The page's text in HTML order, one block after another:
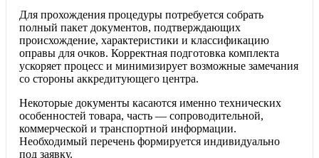
Для прохождения процедуры потребуется собрать
полный пакет документов, подтверждающих
происхождение, характеристики и классификацию
оправы для очков. Корректная подготовка комплекта
ускоряет процесс и минимизирует возможные замечания
со стороны аккредитующего центра.
Некоторые документы касаются именно технических
особенностей товара, часть — сопроводительной,
коммерческой и транспортной информации.
Необходимый перечень формируется индивидуально
под заявку.